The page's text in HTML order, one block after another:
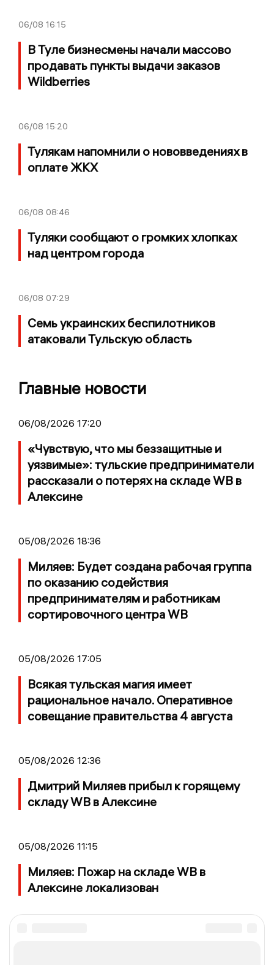
06/08 16:15
В Туле бизнесмены начали массово
продавать пункты выдачи заказов
Wildberries
06/08 15:20
Тулякам напомнили о нововведениях в
оплате ЖКХ
06/08 08:46
Туляки сообщают о громких хлопках
над центром города
06/08 07:29
Семь украинских беспилотников
атаковали Тульскую область
Главные новости
06/08/2026 17:20
«Чувствую, что мы беззащитные и
уязвимые»: тульские предприниматели
рассказали о потерях на складе WB в
Алексине
05/08/2026 18:36
Миляев: Будет создана рабочая группа
по оказанию содействия
предпринимателям и работникам
сортировочного центра WB
05/08/2026 17:05
Всякая тульская магия имеет
рациональное начало. Оперативное
совещание правительства 4 августа
05/08/2026 12:36
Дмитрий Миляев прибыл к горящему
складу WB в Алексине
05/08/2026 11:15
Миляев: Пожар на складе WB в
Алексине локализован